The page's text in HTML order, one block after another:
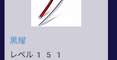
黒耀
レベル151